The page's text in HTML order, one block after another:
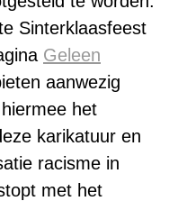
Sinterklaasfeest
Geleen
aanwezig
het
karikatuur en
racisme in
met het